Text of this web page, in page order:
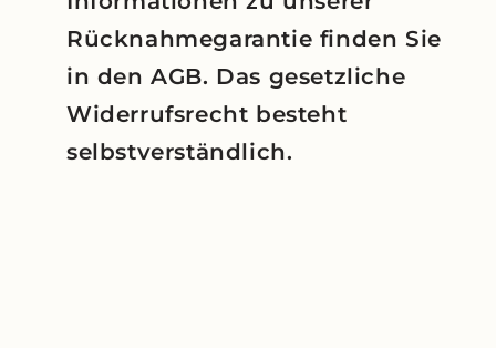
Rücknahmegarantie finden Sie
in den AGB. Das gesetzliche
Widerrufsrecht besteht
selbstverständlich.